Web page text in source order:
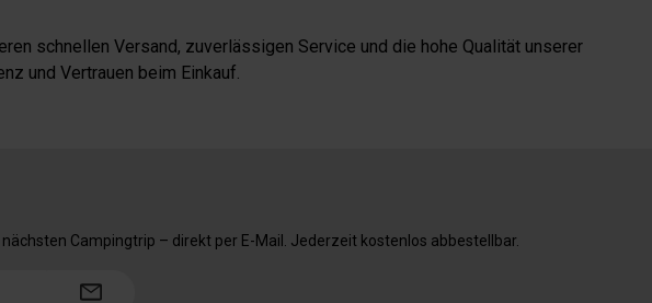
schnellen Versand, zuverlässigen Service und die hohe Qualität unserer
und Vertrauen beim Einkauf.
Campingtrip – direkt per E-Mail. Jederzeit kostenlos abbestellbar.